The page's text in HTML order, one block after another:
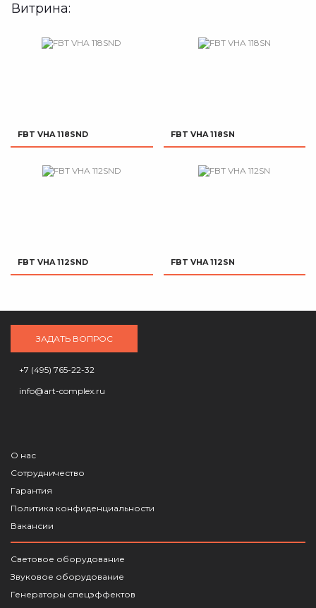
Витрина:
FBT VHA 118SND FBT VHA 118SN
FBT VHA 112SND FBT VHA 112SN
ЗАДАТЬ ВОПРОС
+7 (495) 765-22-32
info@art-complex.ru
О нас
Сотрудничество
Гарантия
Политика конфиденциальности
Вакансии
Световое оборудование
Звуковое оборудование
Генераторы спецэффектов